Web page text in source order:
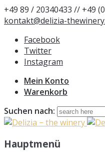
+49 89 / 20340433 // +49
kontakt@delizia-
Facebook
Twitter
Instagram
Mein Konto
Warenkorb
Suchen nach:
Hauptmenü